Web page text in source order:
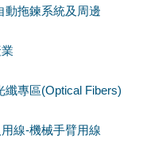
動拖鍊系統及周邊
纖專區(Optical Fibers)
線-機械手臂用線